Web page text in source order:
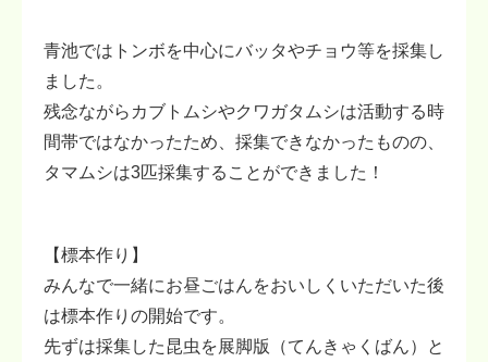
青池ではトンボを中心にバッタやチョウ等を採集し
ました。
残念ながらカブトムシやクワガタムシは活動する時
間帯ではなかったため、採集できなかったものの、
タマムシは3匹採集することができました！
【標本作り】
みんなで一緒にお昼ごはんをおいしくいただいた後
は標本作りの開始です。
先ずは採集した昆虫を展脚版（てんきゃくばん）と